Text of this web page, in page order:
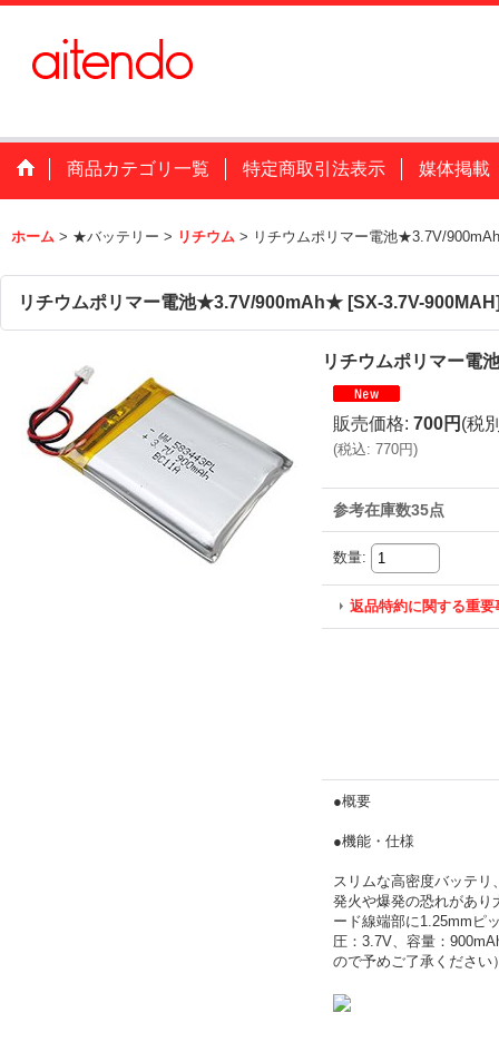
商品カテゴリ一覧 特定商取引法表示 媒体掲載
ホーム > ★バッテリー > リチウム > リチウムポリマー電池★3.7V/
リチウムポリマー電池★3.7V/900mAh★ [SX-3.7V-900MAH
リチウムポリマー
販売価格: 700円 (税
(税込: 770円)
参考在庫数35点
数量:
返品特約に関する重要
●概要
●機能・仕様
スリムな高密度バッテ
発火や爆発の恐れがあり
ード線端部に1.25mmピ
圧：3.7V、容量：
ので予めご了承ください